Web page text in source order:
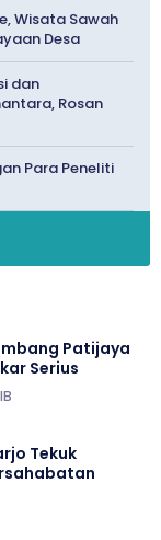
Wisata Sawah
Desa
dan
Rosan
Para Peneliti
Patijaya
Serius
Tekuk